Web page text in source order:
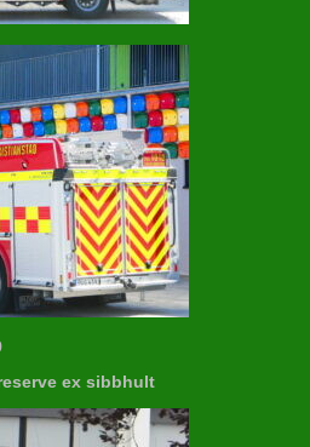
ex sibbhult